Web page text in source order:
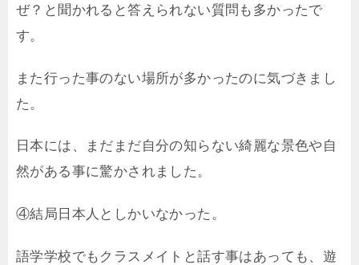
ぜ？と聞かれると答えられない質問も多かったで
す。
また行った事のない場所が多かったのに気づきまし
た。
日本には、まだまだ自分の知らない綺麗な景色や自
然がある事に驚かされました。
④結局日本人としかいなかった。
語学学校でもクラスメイトと話す事はあっても、遊